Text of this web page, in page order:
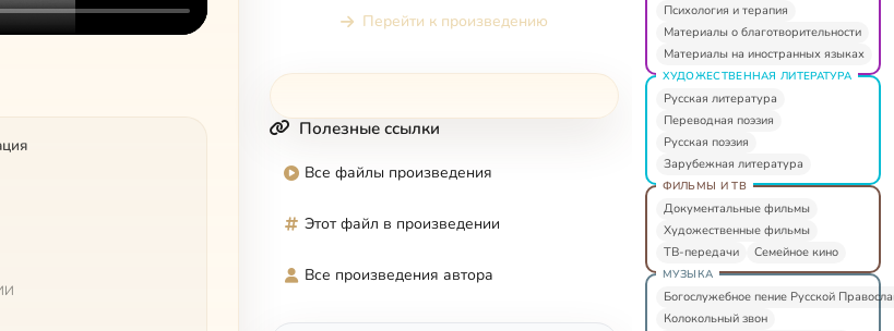
от зрителя; Два пятна и...
Перейти к произведению
Полезные ссылки
Все файлы произведения
Этот файл в произведении
Все произведения автора
Психология и терапия
Материалы о благотворительности
Материалы на иностранных языках
ХУДОЖЕСТВЕННАЯ ЛИТЕРАТУРА
Русская литература
Переводная поэзия
Русская поэзия
Зарубежная литература
ФИЛЬМЫ И ТВ
Документальные фильмы
Художественные фильмы
ТВ-передачи
Семейное кино
МУЗЫКА
Богослужебное пение Русской
Колокольный звон